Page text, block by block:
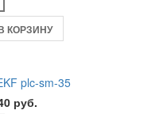
КОРЗИНУ
plc-sm-35
руб.